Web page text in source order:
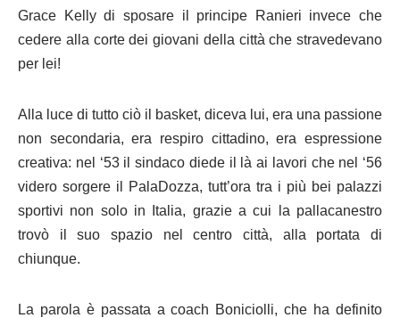
Grace Kelly di sposare il principe Ranieri invece che
cedere alla corte dei giovani della città che stravedevano
per lei!
Alla luce di tutto ciò il basket, diceva lui, era una passione
non secondaria, era respiro cittadino, era espressione
creativa: nel ‘53 il sindaco diede il là ai lavori che nel ‘56
videro sorgere il PalaDozza, tutt’ora tra i più bei palazzi
sportivi non solo in Italia, grazie a cui la pallacanestro
trovò il suo spazio nel centro città, alla portata di
chiunque.
La parola è passata a coach Boniciolli, che ha definito